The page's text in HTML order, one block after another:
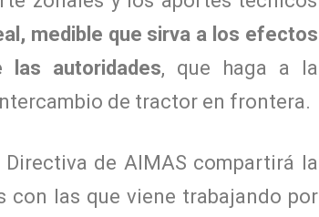
medible que sirva a los efectos
autoridades, que haga a la
de tractor en frontera.
de AIMAS compartirá la
con las que viene trabajando por